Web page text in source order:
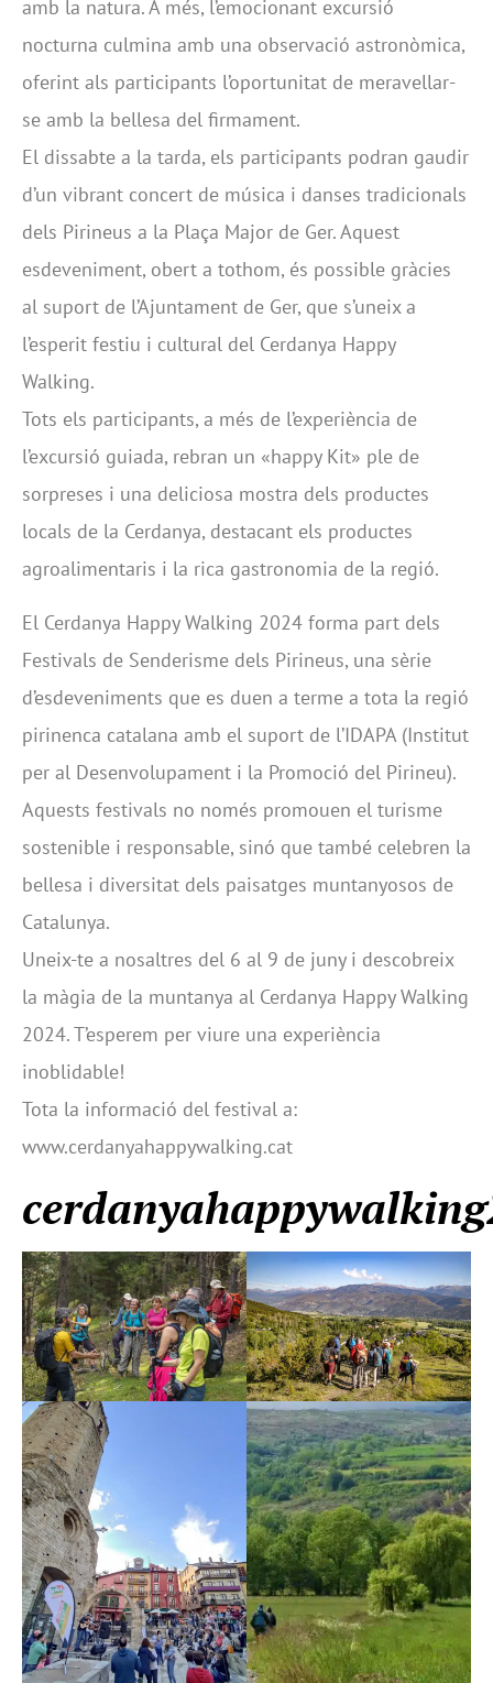
amb la natura. A més, l’emocionant excursió
nocturna culmina amb una observació astronòmica,
oferint als participants l’oportunitat de meravellar-
se amb la bellesa del firmament.
El dissabte a la tarda, els participants podran gaudir
d’un vibrant concert de música i danses tradicionals
dels Pirineus a la Plaça Major de Ger. Aquest
esdeveniment, obert a tothom, és possible gràcies
al suport de l’Ajuntament de Ger, que s’uneix a
l’esperit festiu i cultural del Cerdanya Happy
Walking.
Tots els participants, a més de l’experiència de
l’excursió guiada, rebran un «happy Kit» ple de
sorpreses i una deliciosa mostra dels productes
locals de la Cerdanya, destacant els productes
agroalimentaris i la rica gastronomia de la regió.
El Cerdanya Happy Walking 2024 forma part dels
Festivals de Senderisme dels Pirineus, una sèrie
d’esdeveniments que es duen a terme a tota la regió
pirinenca catalana amb el suport de l’IDAPA (Institut
per al Desenvolupament i la Promoció del Pirineu).
Aquests festivals no només promouen el turisme
sostenible i responsable, sinó que també celebren la
bellesa i diversitat dels paisatges muntanyosos de
Catalunya.
Uneix-te a nosaltres del 6 al 9 de juny i descobreix
la màgia de la muntanya al Cerdanya Happy Walking
2024. T’esperem per viure una experiència
inoblidable!
Tota la informació del festival a:
www.cerdanyahappywalking.cat